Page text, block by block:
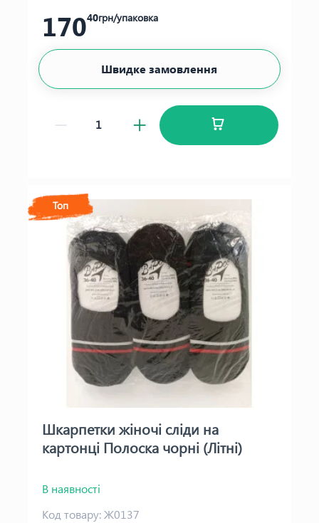
17040грн/упаковка
Швидке замовлення
Топ
Шкарпетки жіночі сліди на
картонці Полоска чорні (Літні)
В наявності
Код товару:Ж0137